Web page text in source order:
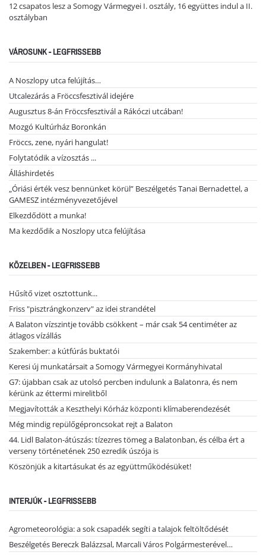
12 csapatos lesz a Somogy Vármegyei I. osztály, 16 együttes indul a II.
osztályban
VÁROSUNK - LEGFRISSEBB
A Noszlopy utca felújítás…
Utcalezárás a Fröccsfesztivál idejére
Augusztus 8-án Fröccsfesztivál a Rákóczi utcában!
Mozgó Kultúrház Boronkán
Fröccs, zene, nyári hangulat!
Folytatódik a vízosztás ...
Álláshirdetés
„Óriási érték vesz bennünket körül” Beszélgetés Tanai Bernadettel, a
GAMESZ intézményvezetőjével
Elkezdődött a munka!
Ma kezdődik a Noszlopy utca felújítása
KÖZELBEN - LEGFRISSEBB
Hűsítő vizet osztottunk...
Friss "pisztrángkonzerv" az idei strandétel
A Balaton vízszintje tovább csökkent – már csak 54 centiméter az
átlagos vízállás
Szakember: a kútfúrás buktatói
Keresi új munkatársait a Somogy Vármegyei Kormányhivatal
G7: újabban csak az utolsó percben indulunk a Balatonra, és nem
kérünk az éttermi mirelitből
Megjavították a Keszthelyi Kórház központi klímaberendezését
Még mindig repülőgéproncsokat rejt a Balaton
44. Lidl Balaton-átúszás: tízezres tömeg a Balatonban, és célba ért a
verseny történetének 250 ezredik úszója is
Köszönjük a kitartásukat és az együttműködésüket!
INTERJÚK - LEGFRISSEBB
Agrometeorológia: a sok csapadék segíti a talajok feltöltődését
Beszélgetés Bereczk Balázzsal, Marcali Város Polgármesterével…